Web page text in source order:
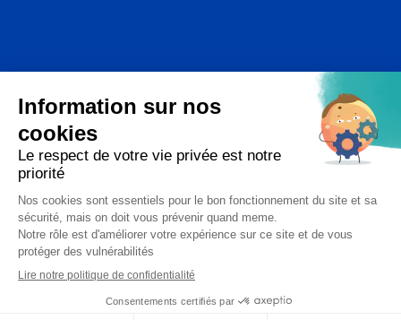
04 99 62 38 64
La Poste Santé & Autonomie,
un ensemble d’expertises du groupe
Copyright 2026 - Diadom - Tous droits réservés
Réalisation Étincelle